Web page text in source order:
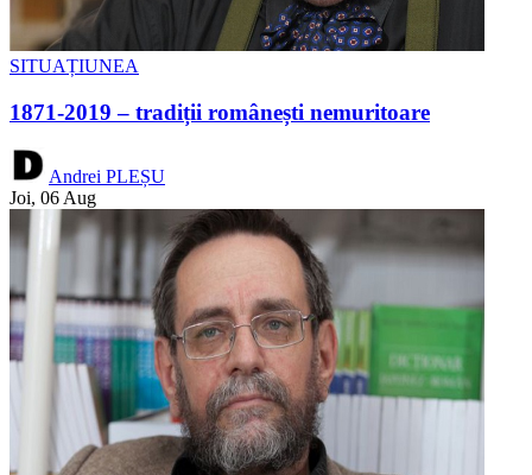
SITUAȚIUNEA
1871-2019 – tradiții românești nemuritoare
Andrei PLEȘU
Joi, 06 Aug